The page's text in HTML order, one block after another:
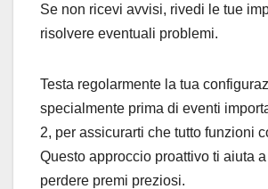
Se non ricevi avvisi, rivedi le tue
risolvere eventuali problemi.
Testa regolarmente la tua
specialmente prima di eventi
2, per assicurarti che tutto funzioni
Questo approccio proattivo ti aiuta
perdere premi preziosi.